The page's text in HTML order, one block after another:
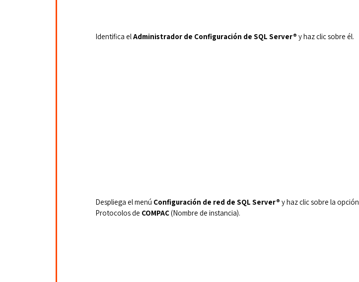
Identifica el Administrador de Configuración de SQL Server® y haz clic sobre él.
Despliega el menú Configuración de red de SQL Server® y haz clic sobre la opción
Protocolos de COMPAC (Nombre de instancia).